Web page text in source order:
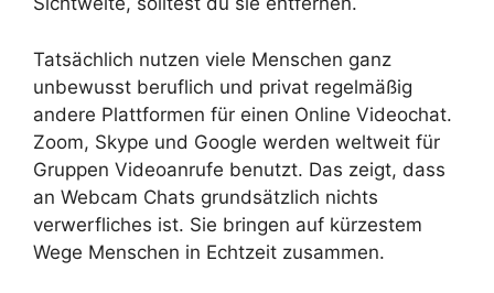
Tatsächlich nutzen viele Menschen ganz
unbewusst beruflich und privat regelmäßig
andere Plattformen für einen Online Videochat.
Zoom, Skype und Google werden weltweit für
Gruppen Videoanrufe benutzt. Das zeigt, dass
an Webcam Chats grundsätzlich nichts
verwerfliches ist. Sie bringen auf kürzestem
Wege Menschen in Echtzeit zusammen.